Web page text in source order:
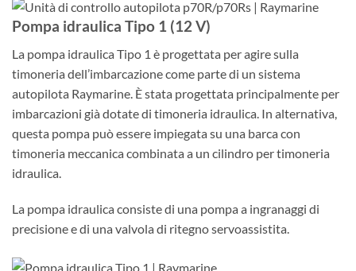
Pompa idraulica Tipo 1 (12 V)
La pompa idraulica Tipo 1 è progettata per agire sulla
timoneria dell’imbarcazione come parte di un sistema
autopilota Raymarine. È stata progettata principalmente per
imbarcazioni già dotate di timoneria idraulica. In alternativa,
questa pompa può essere impiegata su una barca con
timoneria meccanica combinata a un cilindro per timoneria
idraulica.
La pompa idraulica consiste di una pompa a ingranaggi di
precisione e di una valvola di ritegno servoassistita.